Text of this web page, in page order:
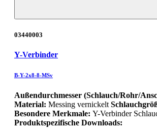
03440003
Y-Verbinder
B-Y-2x8-8-MSv
Außendurchmesser (Schlauch/Rohr/
Material: Messing vernickelt
Besondere Merkmale: Y-Verbinder
Produktspezifische Downloads: